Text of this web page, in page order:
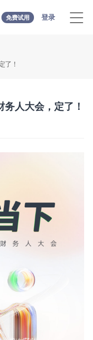
免费试用 登录
了！
人大会，定了！